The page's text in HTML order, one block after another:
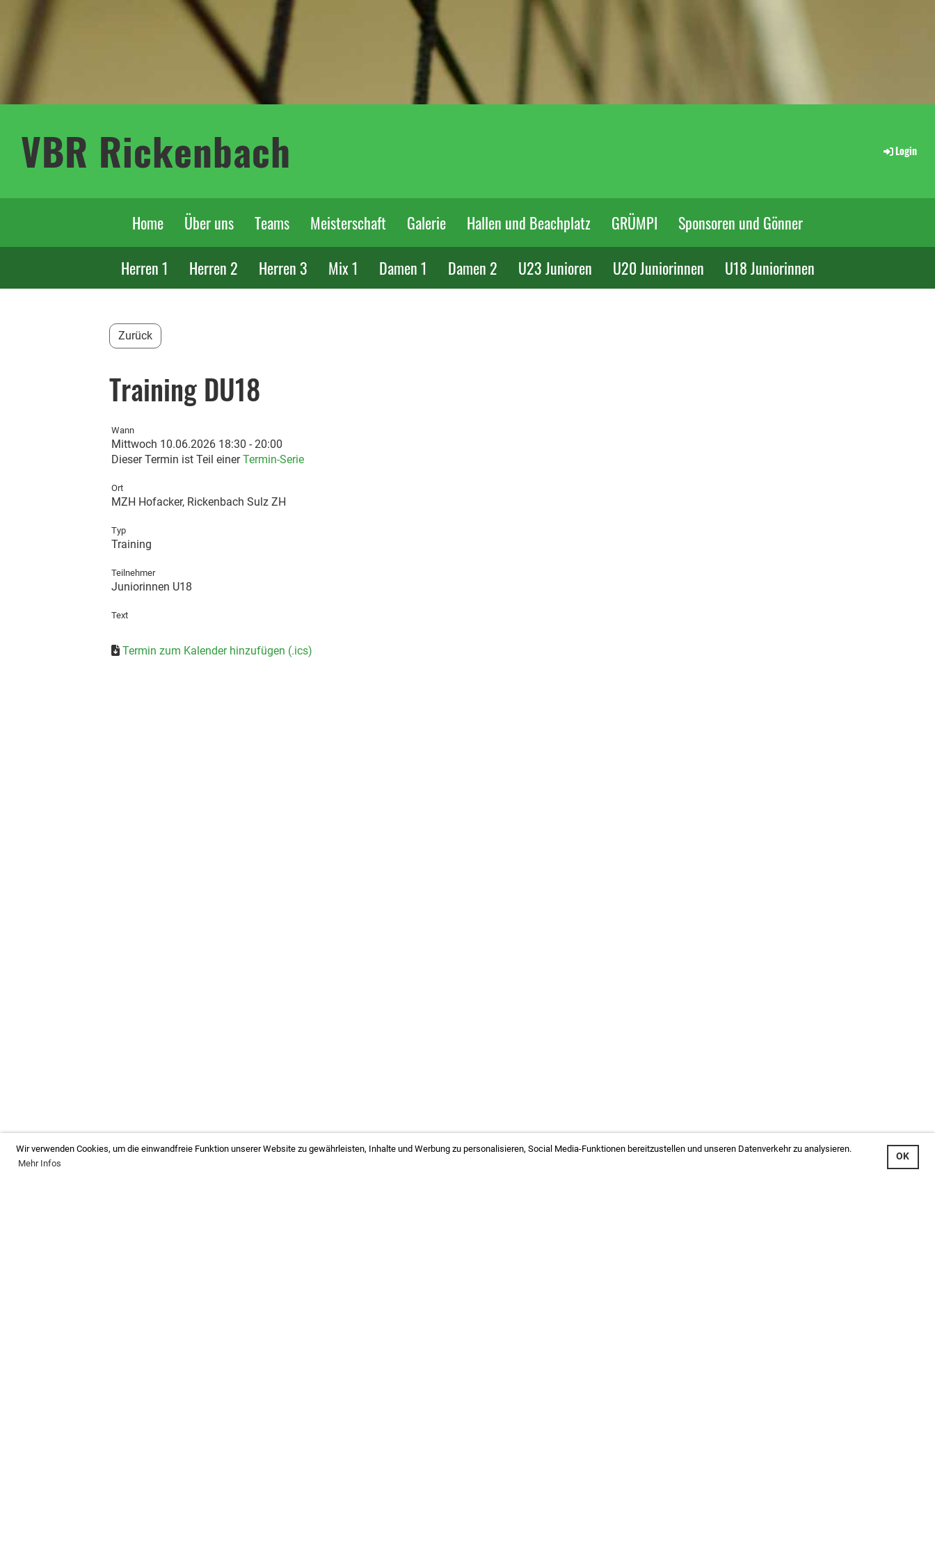
Wir verwenden Cookies, um die einwandfreie Funktion unserer Website zu gewährleisten, Inhalte und Werbung zu personalisieren, Social Media-Funktionen bereitzustellen und unseren Datenverkehr zu analysieren.
Mehr Infos
OK
VBR Rickenbach Login
Home Über uns Teams Meisterschaft Galerie Hallen und Beachplatz GRÜMPI Sponsoren und Gönner
Herren 1 Herren 2 Herren 3 Mix 1 Damen 1 Damen 2 U23 Junioren U20 Juniorinnen U18 Juniorinnen
Zurück
Training DU18
Wann
Mittwoch 10.06.2026 18:30 - 20:00
Dieser Termin ist Teil einerTermin-Serie
Ort
MZH Hofacker, Rickenbach Sulz ZH
Typ
Training
Teilnehmer
Juniorinnen U18
Text
Termin zum Kalender hinzufügen (.ics)